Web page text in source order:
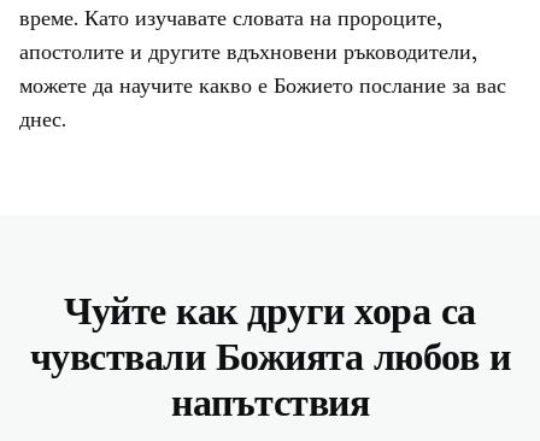
време. Като изучавате словата на пророците,
апостолите и другите вдъхновени ръководители,
можете да научите какво е Божието послание за вас
днес.
Чуйте как други хора са
чувствали Божията любов и
напътствия